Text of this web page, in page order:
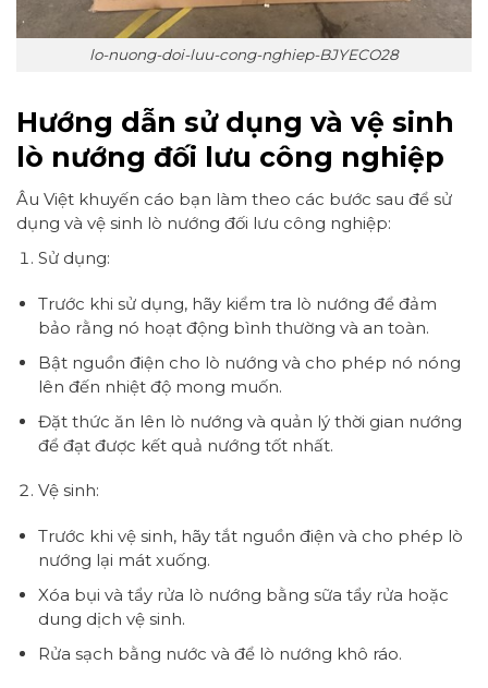
lo-nuong-doi-luu-cong-nghiep-BJYECO28
Hướng dẫn sử dụng và vệ sinh
lò nướng đối lưu công nghiệp
Âu Việt khuyến cáo bạn làm theo các bước sau để sử
dụng và vệ sinh lò nướng đối lưu công nghiệp:
Sử dụng:
Trước khi sử dụng, hãy kiểm tra lò nướng để đảm
bảo rằng nó hoạt động bình thường và an toàn.
Bật nguồn điện cho lò nướng và cho phép nó nóng
lên đến nhiệt độ mong muốn.
Đặt thức ăn lên lò nướng và quản lý thời gian nướng
để đạt được kết quả nướng tốt nhất.
Vệ sinh:
Trước khi vệ sinh, hãy tắt nguồn điện và cho phép lò
nướng lại mát xuống.
Xóa bụi và tẩy rửa lò nướng bằng sữa tẩy rửa hoặc
dung dịch vệ sinh.
Rửa sạch bằng nước và để lò nướng khô ráo.